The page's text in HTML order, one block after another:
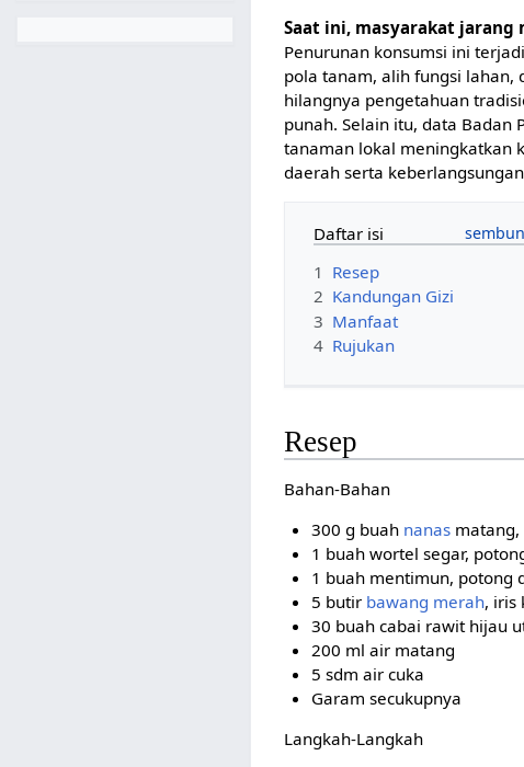
Saat ini, masyarakat jarang
Penurunan konsumsi ini
pola tanam, alih fungsi
hilangnya pengetahuan
punah. Selain itu, data Badan
tanaman lokal meningkatkan
daerah serta
Daftar isi
1 Resep
2 Kandungan Gizi
3 Manfaat
4 Rujukan
Resep
Bahan-Bahan
300 g buah nanasmatang,
1 buah wortel segar,
1 buah mentimun, potong
5 butir bawang merah, iris
30 buah cabai rawit hijau
200 ml air matang
5 sdm air cuka
Garam secukupnya
Langkah-Langkah